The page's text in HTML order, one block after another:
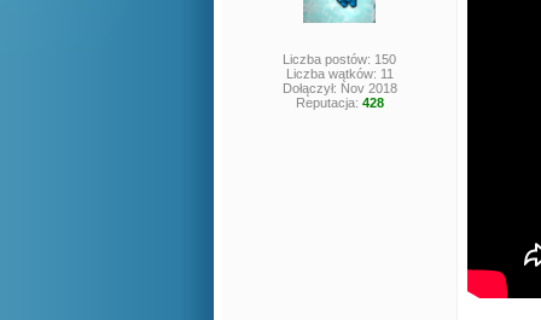
Liczba postów: 150
Liczba wątków: 11
Dołączył: Nov 2018
Reputacja: 428